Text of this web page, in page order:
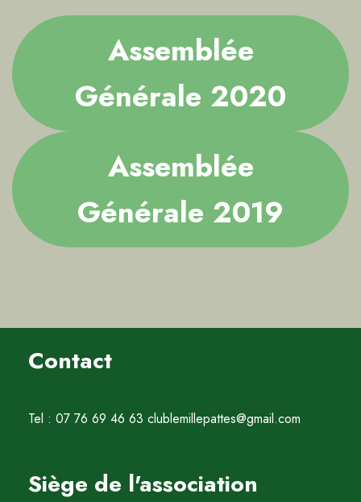
Assemblée
Générale 2020
Assemblée
Générale 2019
Contact
Tel : 07 76 69 46 63 clublemillepattes@gmail.com
Siège de l'association